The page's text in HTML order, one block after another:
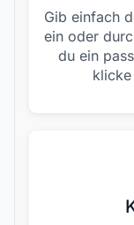
Gib einfach
ein oder
du ein